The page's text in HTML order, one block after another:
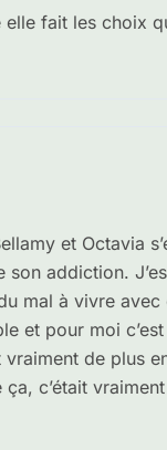
elle fait les choix
et Octavia
addiction.
mal à vivre avec
et pour moi
de plus
c’était